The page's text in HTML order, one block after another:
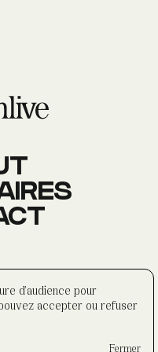
d'audience pour
accepter ou refuser
Fermer